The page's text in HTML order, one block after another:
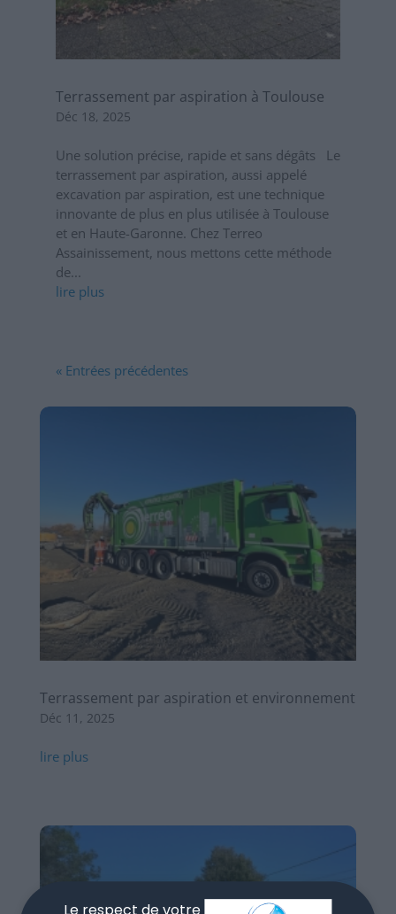
Terrassement par aspiration à Toulouse
Déc 18, 2025
Une solution précise, rapide et sans dégâts Le
terrassement par aspiration, aussi appelé
excavation par aspiration, est une technique
innovante de plus en plus utilisée à Toulouse
et en Haute-Garonne. Chez Terreo
Assainissement, nous mettons cette méthode
de...
lire plus
« Entrées précédentes
Terrassement par aspiration et environnement
Déc 11, 2025
lire plus